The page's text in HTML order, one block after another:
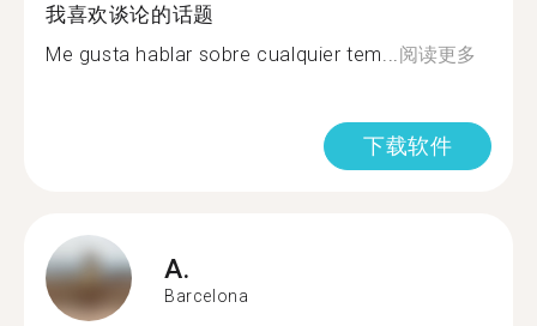
我喜欢谈论的话题
Me gusta hablar sobre cualquier tem... 阅读更多
下载软件
A.
Barcelona